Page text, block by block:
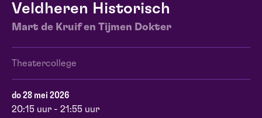
Veldheren Historisch
Mart de Kruif en Tijmen Dokter
Theatercollege
do 28 mei 2026
20:15 uur - 21:55 uur